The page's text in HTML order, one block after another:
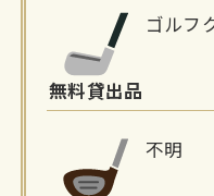
無料貸出品
ゴルフ
不明